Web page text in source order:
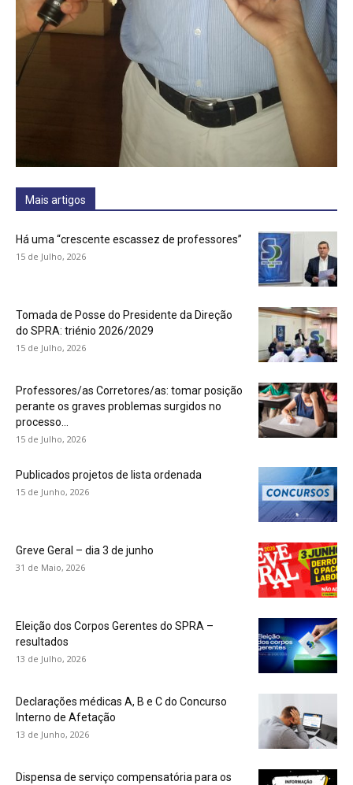
Mais artigos
Há uma “crescente escassez de professores”
15 de Julho, 2026
Tomada de Posse do Presidente da Direção
do SPRA: triénio 2026/2029
15 de Julho, 2026
Professores/as Corretores/as: tomar posição
perante os graves problemas surgidos no
processo...
15 de Julho, 2026
Publicados projetos de lista ordenada
15 de Junho, 2026
Greve Geral – dia 3 de junho
31 de Maio, 2026
Eleição dos Corpos Gerentes do SPRA –
resultados
13 de Julho, 2026
Declarações médicas A, B e C do Concurso
Interno de Afetação
13 de Junho, 2026
Dispensa de serviço compensatória para os